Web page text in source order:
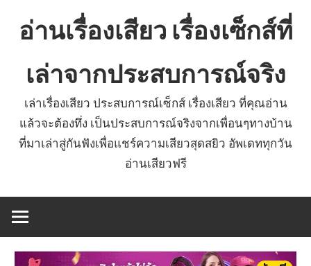
อ่านเรื่องเสียว เรื่องเซ็กส์ที่
เล่าจากประสบการณ์จริง
เล่าเรื่องเสียว ประสบการณ์เซ็กส์ เรื่องเสียว ที่คุณอ่าน
แล้วจะต้องทึ่ง เป็นประสบการณ์จริงจากเพื่อนๆทางบ้าน
ที่มาเล่าสู่กันฟังเพื่อแชร์ความเสียวสุดสยิว อัพเดททุกวัน
อ่านเสียวฟรี